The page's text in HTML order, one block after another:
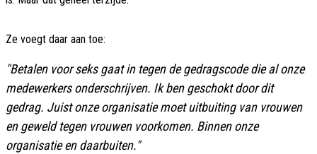
Ze voegt daar aan toe:
"Betalen voor seks gaat in tegen de gedragscode die al onze
medewerkers onderschrijven. Ik ben geschokt door dit
gedrag. Juist onze organisatie moet uitbuiting van vrouwen
en geweld tegen vrouwen voorkomen. Binnen onze
organisatie en daarbuiten."